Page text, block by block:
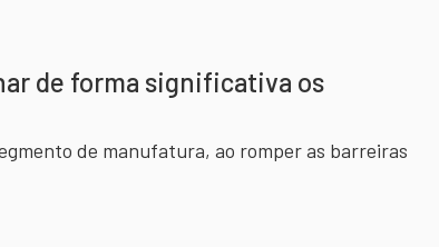
de forma significativa os
de manufatura, ao romper as barreiras